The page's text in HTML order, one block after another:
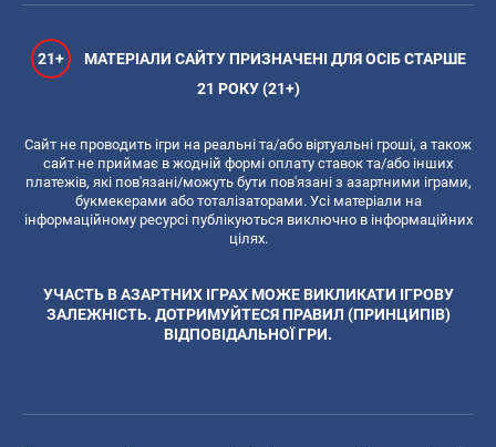
21+
МАТЕРІАЛИ САЙТУ ПРИЗНАЧЕНІ ДЛЯ ОСІБ СТАРШЕ
21 РОКУ (21+)
Сайт не проводить ігри на реальні та/або віртуальні гроші, а також
сайт не приймає в жодній формі оплату ставок та/або інших
платежів, які пов'язані/можуть бути пов'язані з азартними іграми,
букмекерами або тоталізаторами. Усі матеріали на
інформаційному ресурсі публікуються виключно в інформаційних
цілях.
УЧАСТЬ В АЗАРТНИХ ІГРАХ МОЖЕ ВИКЛИКАТИ ІГРОВУ
ЗАЛЕЖНІСТЬ. ДОТРИМУЙТЕСЯ ПРАВИЛ (ПРИНЦИПІВ)
ВІДПОВІДАЛЬНОЇ ГРИ.